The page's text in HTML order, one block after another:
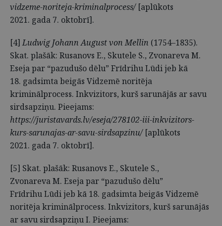
vidzeme-noriteja-kriminalprocess/[aplūkots
2021. gada 7. oktobrī].
[4]Ludwig Johann August von Mellin (1754–1835).
Skat. plašāk: Rusanovs E., Skutele S., Zvonareva M.
Eseja par “pazudušo dēlu” Frīdrihu Lūdi jeb kā
18. gadsimta beigās Vidzemē noritēja
kriminālprocess. Inkvizitors, kurš sarunājās ar savu
sirdsapziņu. Pieejams:
https://juristavards.lv/eseja/278102-iii-inkvizitors-
kurs-sarunajas-ar-savu-sirdsapzinu/[aplūkots
2021. gada 7. oktobrī].
[5] Skat. plašāk: Rusanovs E., Skutele S.,
Zvonareva M. Eseja par “pazudušo dēlu”
Frīdrihu Lūdi jeb kā 18. gadsimta beigās Vidzemē
noritēja kriminālprocess. Inkvizitors, kurš sarunājās
ar savu sirdsapziņu I. Pieejams: